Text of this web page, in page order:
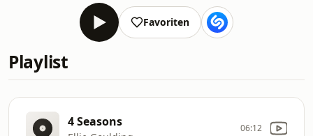
Favoriten
Playlist
4 Seasons 06:12